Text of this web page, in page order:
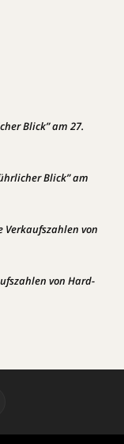
Blick” am 27.
Blick” am
Verkaufszahlen von
von Hard-